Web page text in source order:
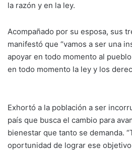
la razón y en la ley.
Acompañado por su esposa, sus
manifestó que “vamos a ser una
apoyar en todo momento al
en todo momento la ley y los
Exhortó a la población a ser
país que busca el cambio para
bienestar que tanto se demanda.
oportunidad de lograr ese